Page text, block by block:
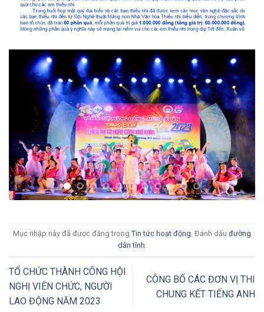
Mục nhập này đã được đăng trong Tin tức hoạt động. Đánh dấu đường
dẫn tĩnh.
TỔ CHỨC THÀNH CÔNG HỘI
NGHỊ VIÊN CHỨC, NGƯỜI
LAO ĐỘNG NĂM 2023
CÔNG BỐ CÁC ĐƠN VỊ THI
CHUNG KẾT TIẾNG ANH